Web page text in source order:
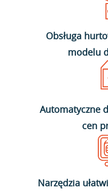
Obsługa
modelu
Automatyczne
cen
Narzędzia